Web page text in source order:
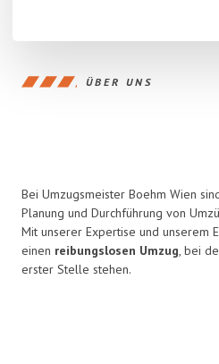
ÜBER UNS
Bei Umzugsmeister Boehm Wien
Planung und Durchführung von
Mit unserer Expertise und unserem
einen reibungslosen Umzug, bei
erster Stelle stehen.